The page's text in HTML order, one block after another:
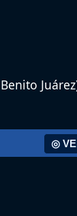
◎